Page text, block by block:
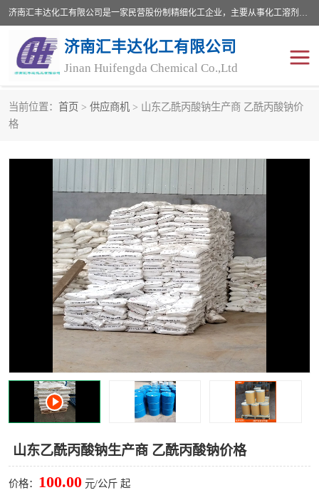
济南汇丰达化工有限公司是一家民营股份制精细化工企业，主要从事化工溶剂、药用辅料、合成中间体等深加工产品的研制开发、生产、销售和进出口贸易。主营产品：环氧丙烷，十二烷基苯，甲基磺酸，磺酸，DMF，DMAC，甘油，苯甲醇，乙酰氯，甲基丙烯酸，甲基丙烯酸甲酯，叔丁醇，异辛酸，二乙烯三胺，一乙，二乙‎，三乙醇胺，原乙酸三甲酯等化工产品及中间体。欢迎各界朋友洽谈咨询业务。
济南汇丰达化工有限公司
Jinan Huifengda Chemical Co.,Ltd
当前位置： 首页 > 供应商机 > 山东乙酰丙酸钠生产商 乙酰丙酸钠价
格
山东乙酰丙酸钠生产商 乙酰丙酸钠价格
价格： 100.00 元/公斤 起
醇类 醚类
酚类
羧酸衍生物 无机化工原料
无机盐 有机溶剂
添加剂助剂 十二烷基苯
十二烷基苯磺酸 甲醇钠
乙醇钠 三乙胺
丙二醇甲醚醋酸酯 丙酸乙酯